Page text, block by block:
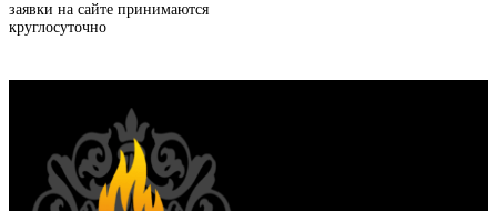
заявки на сайте принимаются
круглосуточно